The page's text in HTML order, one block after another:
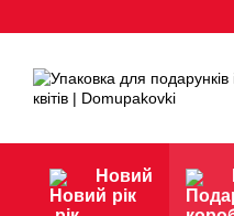
Новий
рік